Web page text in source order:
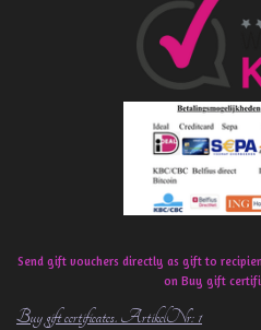
b
o
k
Send gift vouchers directly as gift to
on Buy gift
Buy gift certificates. ArtikelNr: 1